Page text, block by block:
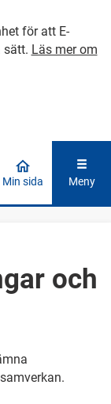
för att E-
sätt. Läs mer om
TILL
Min sida Meny
och